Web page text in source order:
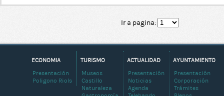
Ir a pagina:
AYUNTAMIENTO
Presentación
Corporación
Trámites
ACTUALIDAD
Presentación
Noticias
Agenda
TURISMO
Museos
Castillo
Naturaleza
ECONOMIA
Presentación
Poligono Riols